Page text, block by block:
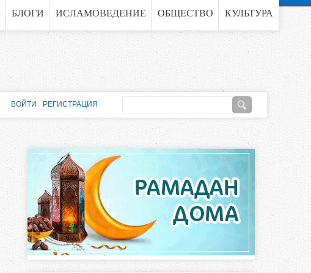
БЛОГИ ИСЛАМОВЕДЕНИЕ ОБЩЕСТВО КУЛЬТУРА
Ф
о
а
п
о
ВОЙТИ РЕГИСТРАЦИЯ